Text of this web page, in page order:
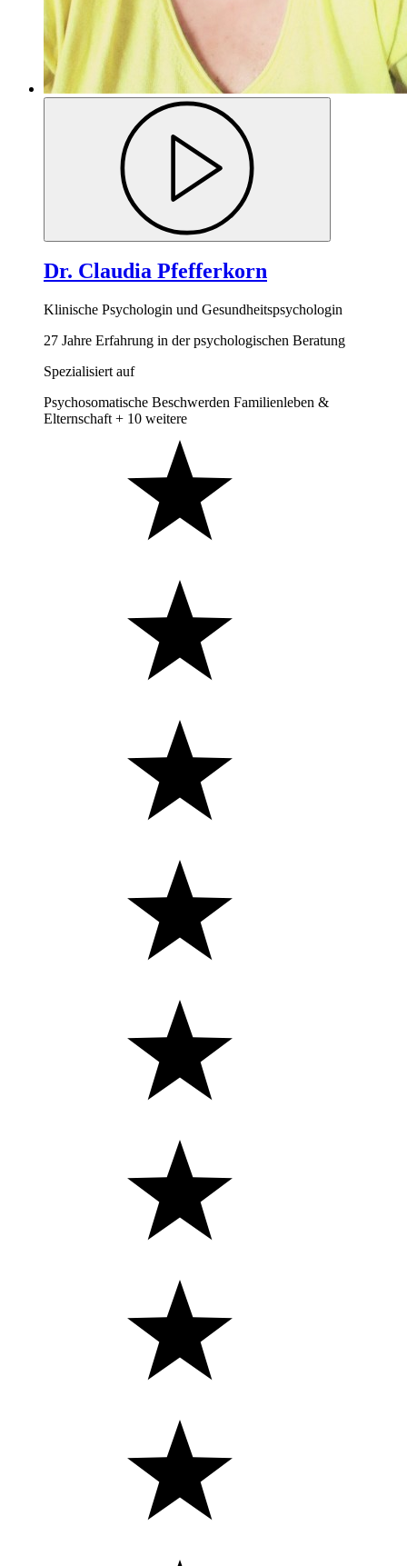
Dr. Claudia Pfefferkorn
Klinische Psychologin und Gesundheitspsychologin
27 Jahre Erfahrung in der psychologischen Beratung
Spezialisiert auf
Psychosomatische Beschwerden Familienleben &
Elternschaft + 10 weitere